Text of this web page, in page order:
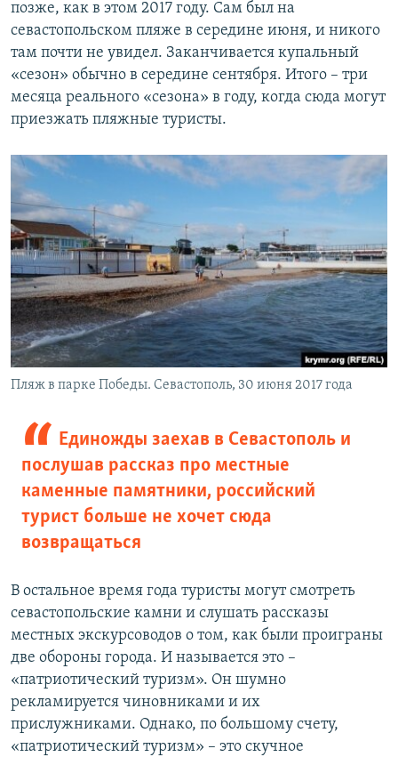
позже, как в этом 2017 году. Сам был на
севастопольском пляже в середине июня, и никого
там почти не увидел. Заканчивается купальный
«сезон» обычно в середине сентября. Итого – три
месяца реального «сезона» в году, когда сюда могут
приезжать пляжные туристы.
Пляж в парке Победы. Севастополь, 30 июня 2017 года
Единожды заехав в Севастополь и
послушав рассказ про местные
каменные памятники, российский
турист больше не хочет сюда
возвращаться
В остальное время года туристы могут смотреть
севастопольские камни и слушать рассказы
местных экскурсоводов о том, как были проиграны
две обороны города. И называется это –
«патриотический туризм». Он шумно
рекламируется чиновниками и их
прислужниками. Однако, по большому счету,
«патриотический туризм» – это скучное